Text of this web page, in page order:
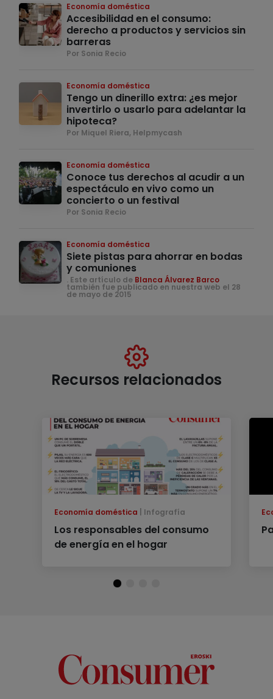
Economía doméstica
Accesibilidad en el consumo:
derecho a productos y servicios sin
barreras
Por Sonia Recio
Economía doméstica
Tengo un dinerillo extra: ¿es mejor
invertirlo o usarlo para adelantar la
hipoteca?
Por Miquel Riera, Helpmycash
Economía doméstica
Conoce tus derechos al acudir a un
espectáculo en vivo como un
concierto o un festival
Por Sonia Recio
Economía doméstica
Siete pistas para ahorrar en bodas
y comuniones
. Este artículo de Blanca Álvarez Barco
también fue publicado en nuestra web el 28
de mayo de 2015
Recursos relacionados
Economía doméstica Infografía
Los responsables del consumo
de energía en el hogar